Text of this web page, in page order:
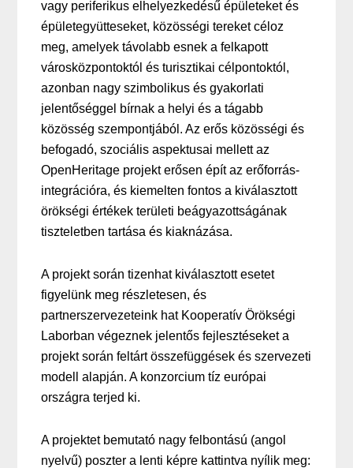
vagy periferikus elhelyezkedésű épületeket és
épületegyütteseket, közösségi tereket céloz
meg, amelyek távolabb esnek a felkapott
városközpontoktól és turisztikai célpontoktól,
azonban nagy szimbolikus és gyakorlati
jelentőséggel bírnak a helyi és a tágabb
közösség szempontjából. Az erős közösségi és
befogadó, szociális aspektusai mellett az
OpenHeritage projekt erősen épít az erőforrás-
integrációra, és kiemelten fontos a kiválasztott
örökségi értékek területi beágyazottságának
tiszteletben tartása és kiaknázása.
A projekt során tizenhat kiválasztott esetet
figyelünk meg részletesen, és
partnerszervezeteink hat Kooperatív Örökségi
Laborban végeznek jelentős fejlesztéseket a
projekt során feltárt összefüggések és szervezeti
modell alapján. A konzorcium tíz európai
országra terjed ki.
A projektet bemutató nagy felbontású (angol
nyelvű) poszter a lenti képre kattintva nyílik meg: